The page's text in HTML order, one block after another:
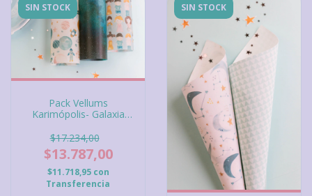
SIN STOCK
Pack Vellums
Karimópolis- Galaxia
$17.234,00
$13.787,00
$11.718,95 con
Transferencia
SIN STOCK